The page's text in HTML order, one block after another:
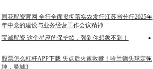
同花配资官网 全行全面贯彻落实农发行江苏省分行2025年
年中党的建设与业务经营工作会议精神
宝诚配资 这个星座的保护欲，强到你想象不到！
股票怎么杠杆APP下载 失点后火速救赎！哈兰德头球定乾
坤，曼城3